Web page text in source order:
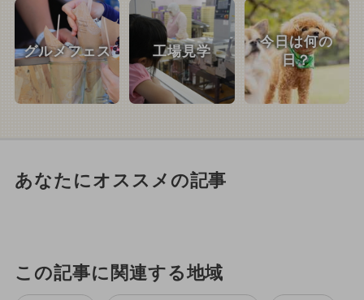
グルメフェス 工場見学
今日は何の
日？
あなたにオススメの記事
この記事に関連する地域